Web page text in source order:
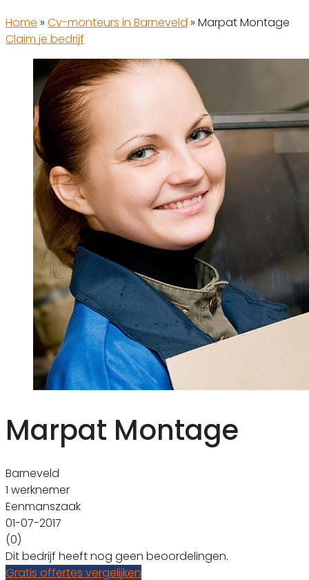
Home » Cv-monteurs in Barneveld » Marpat Montage
Claim je bedrijf
Marpat Montage
Barneveld
1 werknemer
Eenmanszaak
01-07-2017
(0)
Dit bedrijf heeft nog geen beoordelingen.
Gratis offertes vergelijken